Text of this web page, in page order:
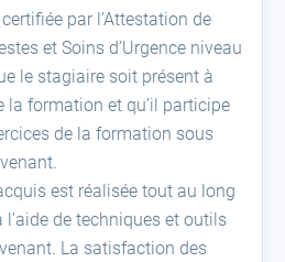
par l’Attestation de
et Soins d’Urgence niveau
le stagiaire soit présent à
la formation et qu’il participe
de la formation sous
est réalisée tout au long
de techniques et outils
La satisfaction des